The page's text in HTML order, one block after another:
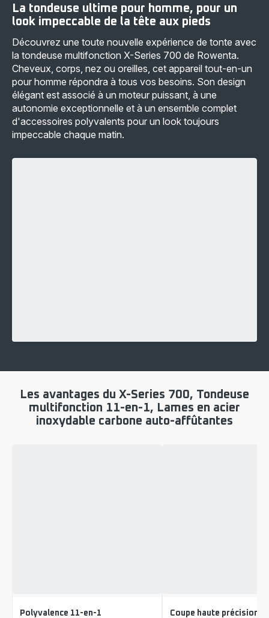
La tondeuse ultime pour homme, pour un
look impeccable de la tête aux pieds
Découvrez une toute nouvelle expérience de tonte avec
la tondeuse multifonction X-Series 700 de Rowenta.
Cheveux, corps, nez ou oreilles, cet appareil tout-en-un
pour homme répondra à tous vos besoins. Son design
élégant est associé à un moteur puissant, à une
autonomie exceptionnelle et à un ensemble complet
d'accessoires polyvalents pour un look toujours
impeccable chaque matin.
Les avantages du X-Series 700, Tondeuse
multifonction 11-en-1, Lames en acier
inoxydable carbone auto-affûtantes
Polyvalence 11-en-1 Coupe haute précision